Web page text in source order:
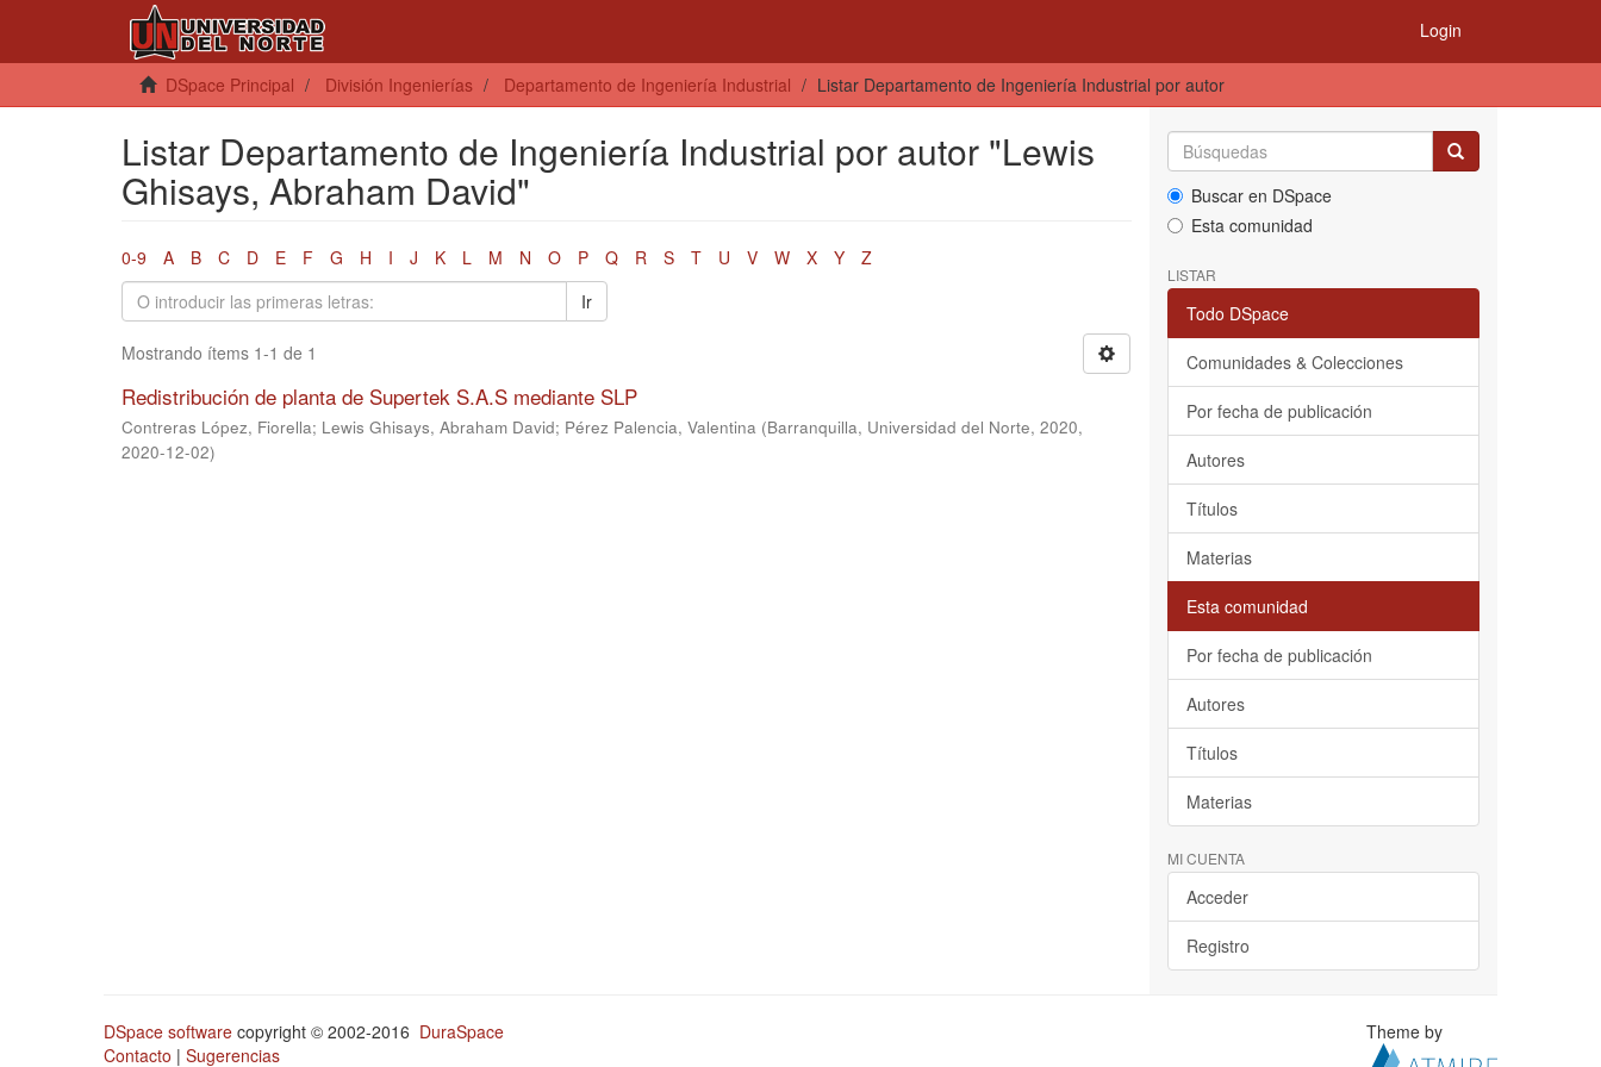
Login
DSpace Principal División Ingenierías Departamento de Ingeniería Industrial Listar Departamento de Ingeniería Industrial por autor
Listar Departamento de Ingeniería Industrial por autor "Lewis
Ghisays, Abraham David"
0-9 A B C D E F G H I J K L M N O P Q R S T U V W X Y
Z
Ir
Mostrando ítems 1-1 de 1
Redistribución de planta de Supertek S.A.S mediante SLP
Contreras López, Fiorella; Lewis Ghisays, Abraham David; Pérez Palencia, Valentina (Barranquilla, Universidad del Norte, 2020,
2020-12-02)
Buscar en DSpace
Esta comunidad
LISTAR
Todo DSpace
Comunidades & Colecciones
Por fecha de publicación
Autores
Títulos
Materias
Esta comunidad
Por fecha de publicación
Autores
Títulos
Materias
MI CUENTA
Acceder
Registro
DSpace software copyright © 2002-2016 DuraSpace
Contacto | Sugerencias
Theme by